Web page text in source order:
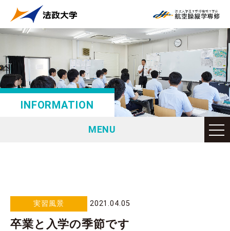
INFORMATION
MENU
実習風景 2021.04.05
卒業と入学の季節です